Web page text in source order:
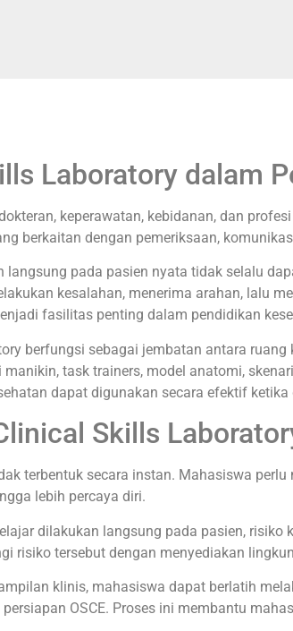
Laboratory dalam
keperawatan, kebidanan, dan
berkaitan dengan pemeriksaan,
langsung pada pasien nyata tidak selalu
kesalahan, menerima arahan, lalu
fasilitas penting dalam pendidikan
berfungsi sebagai jembatan antara
task trainers, model anatomi,
dapat digunakan secara efektif
Skills
terbentuk secara instan. Mahasiswa
lebih percaya diri.
dilakukan langsung pada pasien,
risiko tersebut dengan menyediakan
klinis, mahasiswa dapat berlatih
OSCE. Proses ini membantu